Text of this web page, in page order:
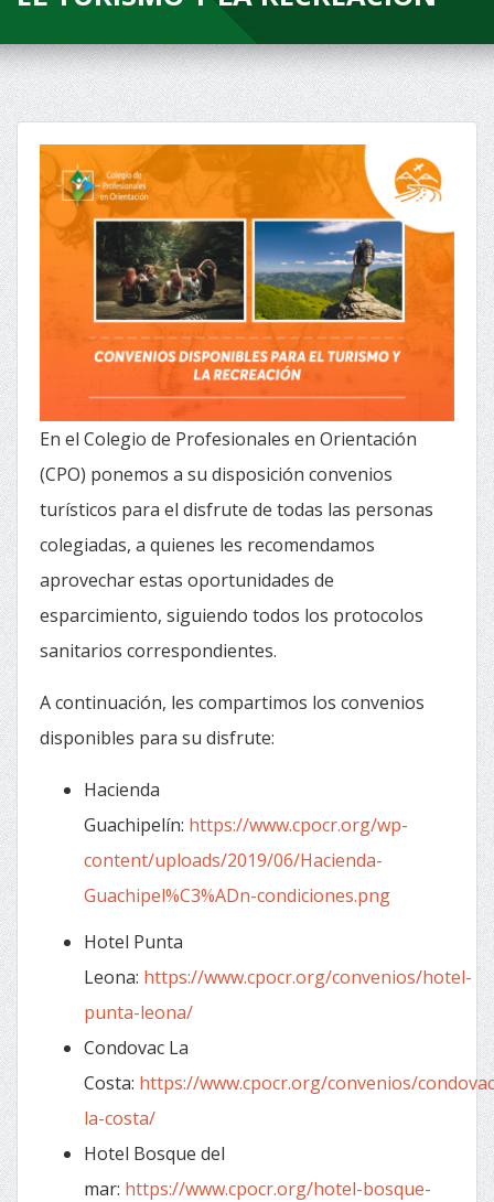
En el Colegio de Profesionales en Orientación
(CPO) ponemos a su disposición convenios
turísticos para el disfrute de todas las personas
colegiadas, a quienes les recomendamos
aprovechar estas oportunidades de
esparcimiento, siguiendo todos los protocolos
sanitarios correspondientes.
A continuación, les compartimos los convenios
disponibles para su disfrute:
Hacienda
Guachipelín: https://www.cpocr.org/wp-
content/uploads/2019/06/Hacienda-
Guachipel%C3%ADn-condiciones.png
Hotel Punta
Leona: https://www.cpocr.org/convenios/hotel-
punta-leona/
Condovac La
Costa: https://www.cpocr.org/convenios/
la-costa/
Hotel Bosque del
mar: https://www.cpocr.org/hotel-bosque-